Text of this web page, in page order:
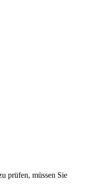
prüfen, müssen Sie